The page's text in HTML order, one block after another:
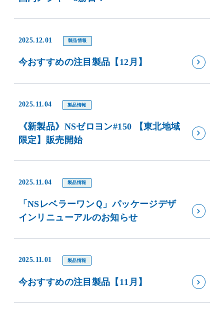
2025.12.01 製品情報
今おすすめの注目製品【12月】
2025.11.04 製品情報
《新製品》NSゼロヨン#150 【東北地域
限定】販売開始
2025.11.04 製品情報
「NSレベラーワンＱ」パッケージデザ
インリニューアルのお知らせ
2025.11.01 製品情報
今おすすめの注目製品【11月】